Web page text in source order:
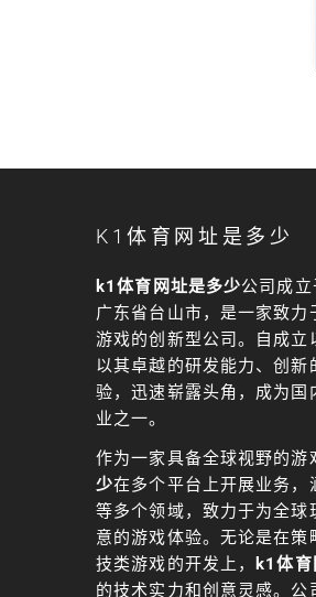
K1体育网址是多少
k1体育网址是多少公司成
广东省台山市，是一家致
游戏的创新型公司。自成立
以其卓越的研发能力、创
验，迅速崭露头角，成为
业之一。
作为一家具备全球视野的游
少在多个平台上开展业务，
等多个领域，致力于为全球
意的游戏体验。无论是在
技类游戏的开发上，
k1体
的技术实力和创意灵感。